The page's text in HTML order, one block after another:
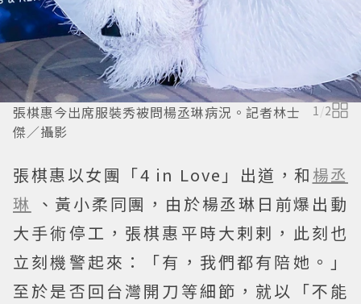
張棋惠今出席服裝秀被問楊丞琳病況。記者林士
傑／攝影
1/2
張棋惠以女團「4 in Love」出道，和 楊丞
琳 、黃小柔同團，由於楊丞琳日前爆出動
大手術停工，張棋惠平時大剌剌，此刻也
立刻機警起來：「有，我們都有陪她。」
至於是否回台灣開刀等細節，就以「不能